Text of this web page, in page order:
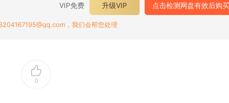
VIP免费 升级VIP 点击检测网盘有效后购买
，我们会帮您处理
0